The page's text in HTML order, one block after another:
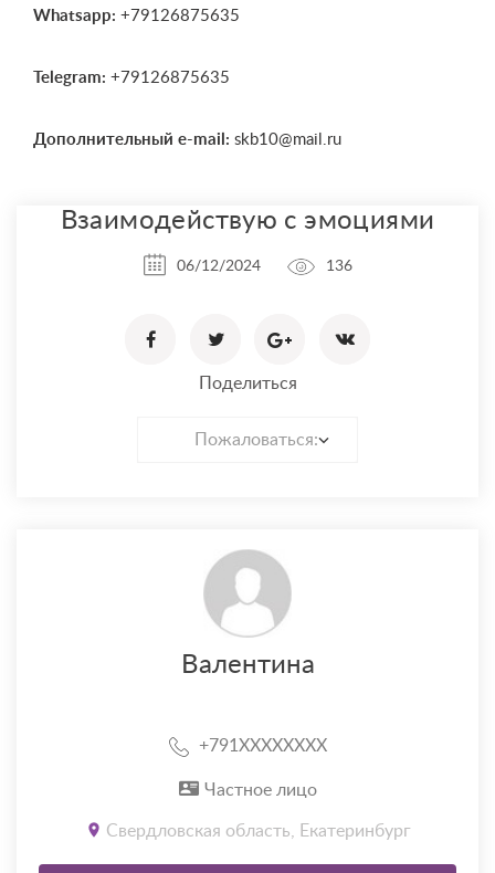
Whatsapp: +79126875635
Telegram: +79126875635
Дополнительный e-mail: skb10@mail.ru
Взаимодействую с эмоциями
06/12/2024 136
Поделиться
Пожаловаться:
Валентина
+791XXXXXXXX
Частное лицо
Свердловская область, Екатеринбург